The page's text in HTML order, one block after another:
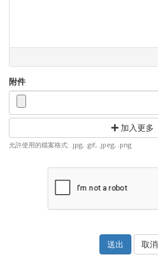
附件
加入更多
允許使用的檔案格式: .jpg, .gif, .jpeg, .png
取消